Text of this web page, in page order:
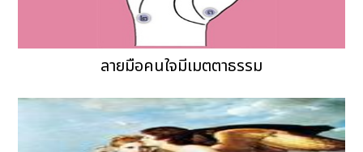
ลายมือคนใจมีเมตตาธรรม